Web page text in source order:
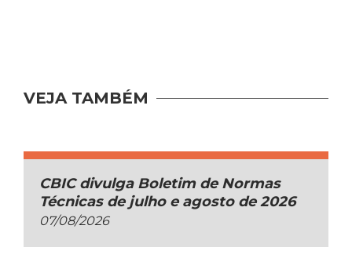
VEJA TAMBÉM
CBIC divulga Boletim de Normas
Técnicas de julho e agosto de 2026
07/08/2026